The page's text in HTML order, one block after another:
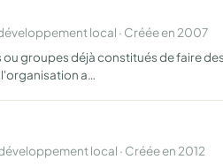
local · Créée en 2007
groupes déjà constitués de faire
a…
local · Créée en 2012